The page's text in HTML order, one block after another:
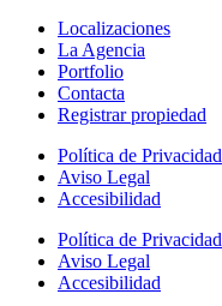
Localizaciones
La Agencia
Portfolio
Contacta
Registrar propiedad
Política de Privacidad
Aviso Legal
Accesibilidad
Política de Privacidad
Aviso Legal
Accesibilidad